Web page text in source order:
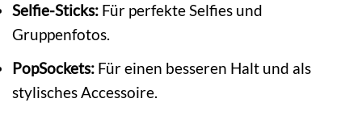
Selfie-Sticks: Für perfekte Selfies und
Gruppenfotos.
PopSockets: Für einen besseren Halt und als
stylisches Accessoire.